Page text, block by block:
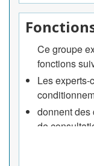
Ce groupe
fonctions
Les experts-
donnent des
de